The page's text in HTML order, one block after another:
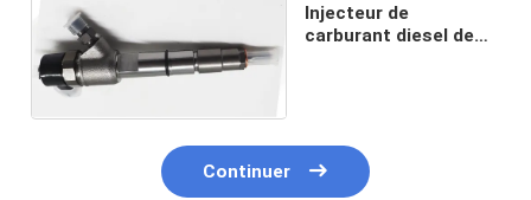
Injecteur de
carburant diesel de
Continuer